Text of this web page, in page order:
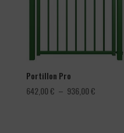
Portillon Pro
642,00€ – 936,00€Plage